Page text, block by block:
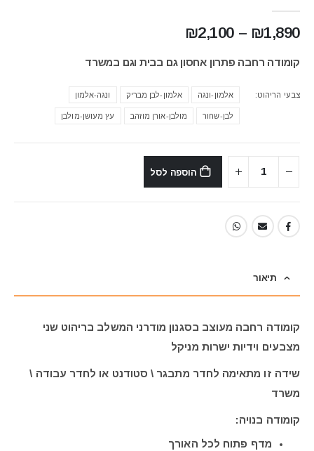
₪1,890
–
₪2,100
קומודה רחבה פתרון אחסון גם בבית וגם במשרד
צבעי הריהוט אלמון-ונגה אלמון-לבן מבריק ונגה-אלמון
לבן-שחור מולבן-אורן מוזהב עץ מעושן-מולבן
הוספה לסל
תיאור
קומודה רחבה מעוצב בסגנון מודרני המשלב בריהוט שני
מצבעים וידיות ישרות מניקל
שידה זו מתאימה לחדר מתבגר \ סטודנט או לחדר עבודה \
משרד
קומודה בנויה:
מדף פתוח לכל האורך